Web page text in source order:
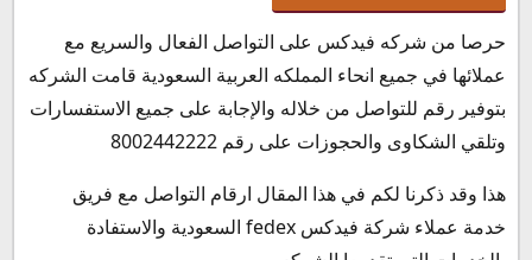
حرصا من شركه فيدكس على التواصل الفعال والسريع مع
عملائها في جميع انحاء المملكه العربية السعودية قامت الشركه
بتوفير رقم للتواصل من خلاله والإجابة على جميع الاستفسارات
وتلقي الشكاوى والحجوزات على رقم 8002442222
هذا وقد ذكرنا لكم في هذا المقال ارقام التواصل مع فريق
خدمة عملاء شركة فيدكس fedex السعودية والاستفادة